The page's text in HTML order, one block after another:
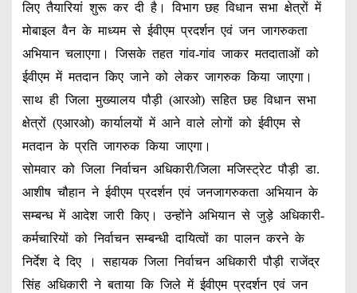
लिए तैयारियां शुरू कर दी है। विभाग छह विधान सभा क्षेत्रों में
मोबाइल वैन के माध्यम से ईवीएम प्रदर्शन एवं जन जागरुकता
अभियान चलाएगा। जिसके तहत गांव-गांव जाकर मतदाताओं को
ईवीएम में मतदान किए जाने को लेकर जागरुक किया जाएगा।
साथ ही जिला मुख्यालय पौड़ी (आरओ) सहित छह विधान सभा
क्षेत्रों (एआरओ) कार्यालयों में आने वाले लोगों को ईवीएम से
मतदान के प्रति जागरुक किया जाएगा।
सोमवार को जिला निर्वाचन अधिकारी/जिला मजिस्ट्रेट पौड़ी डा.
आशीष चौहान ने ईवीएम प्रदर्शन एवं जनजागरुकता अभियान के
सम्बन्ध में आदेश जारी किए। उन्होंने अभियान से जुड़े अधिकारी-
कर्मचारियों को निर्वाचन सम्बन्धी दायित्वों का पालन करने के
निर्देश दे दिए । सहायक जिला निर्वाचन अधिकारी पौड़ी राजेंद्र
सिंह अधिकारी ने बताया कि जिले में ईवीएम प्रदर्शन एवं जन